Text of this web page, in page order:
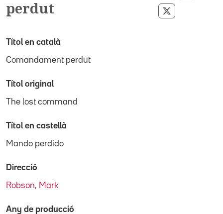
perdut
Compartir
Títol en català
Comandament perdut
Títol original
The lost command
Títol en castellà
Mando perdido
Direcció
Robson, Mark
Any de producció